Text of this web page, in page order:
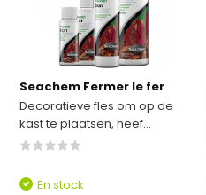
Seachem Fermer le fer
Decoratieve fles om op de
kast te plaatsen, heef...
En stock